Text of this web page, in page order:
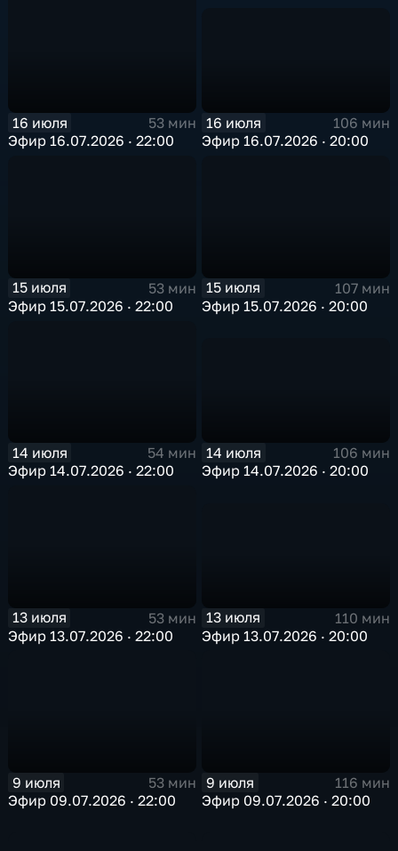
16 июля
53 мин
Эфир 16.07.2026 · 22:00
16 июля
106 мин
Эфир 16.07.2026 · 20:00
15 июля
53 мин
Эфир 15.07.2026 · 22:00
15 июля
107 мин
Эфир 15.07.2026 · 20:00
14 июля
54 мин
Эфир 14.07.2026 · 22:00
14 июля
106 мин
Эфир 14.07.2026 · 20:00
13 июля
53 мин
Эфир 13.07.2026 · 22:00
13 июля
110 мин
Эфир 13.07.2026 · 20:00
9 июля
53 мин
Эфир 09.07.2026 · 22:00
9 июля
116 мин
Эфир 09.07.2026 · 20:00